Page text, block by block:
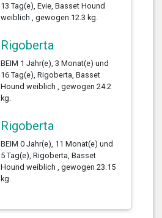
13 Tag(e), Evie, Basset Hound
weiblich , gewogen 12.3 kg.
Rigoberta
BEIM 1 Jahr(e), 3 Monat(e) und
16 Tag(e), Rigoberta, Basset
Hound weiblich , gewogen 24.2
kg.
Rigoberta
BEIM 0 Jahr(e), 11 Monat(e) und
5 Tag(e), Rigoberta, Basset
Hound weiblich , gewogen 23.15
kg.